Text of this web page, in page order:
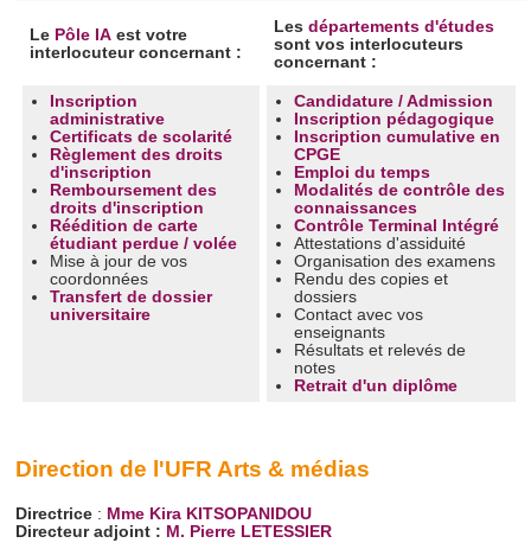
Le Pôle IA est votre
interlocuteur concernant :
Les départements d'études
sont vos interlocuteurs
concernant :
Inscription
administrative
Certificats de scolarité
Règlement des droits
d'inscription
Remboursement des
droits d'inscription
Réédition de carte
étudiant perdue / volée
Mise à jour de vos
coordonnées
Transfert de dossier
universitaire
Candidature / Admission
Inscription pédagogique
Inscription cumulative en
CPGE
Emploi du temps
Modalités de contrôle des
connaissances
Contrôle Terminal Intégré
Attestations d'assiduité
Organisation des examens
Rendu des copies et
dossiers
Contact avec vos
enseignants
Résultats et relevés de
notes
Retrait d'un diplôme
Direction de l'UFR Arts & médias
Directrice : Mme Kira KITSOPANIDOU
Directeur adjoint : M. Pierre LETESSIER